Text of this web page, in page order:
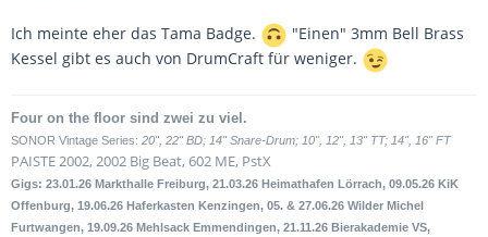
Ich meinte eher das Tama Badge.
"Einen" 3mm Bell Brass
Kessel gibt es auch von DrumCraft für weniger.
Four on the floor sind zwei zu viel.
SONOR Vintage Series: 20", 22" BD; 14" Snare-Drum; 10", 12", 13" TT; 14", 16" FT
PAISTE 2002, 2002 Big Beat, 602 ME, PstX
Gigs: 23.01.26 Markthalle Freiburg, 21.03.26 Heimathafen Lörrach, 09.05.26 KiK
Offenburg, 19.06.26 Haferkasten Kenzingen, 05. & 27.06.26 Wilder Michel
Furtwangen, 19.09.26 Mehlsack Emmendingen, 21.11.26 Bierakademie VS,